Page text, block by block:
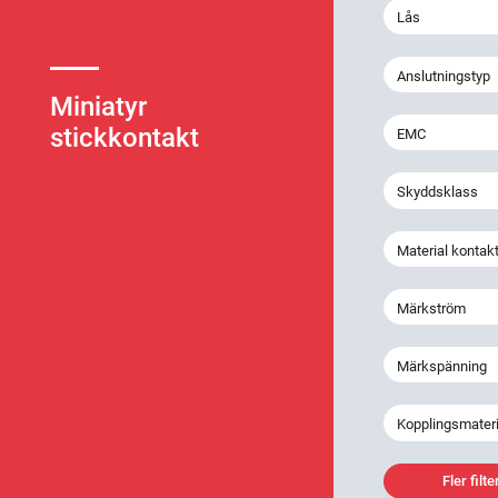
Miniatyr
stickkontakt
Lås
Anslutningstyp
EMC
Skyddsklass
Material
Märkström
Märkspänning